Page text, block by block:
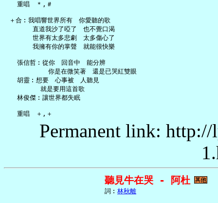
   重唱　＊,＃
＋合︰我唱響世界所有　你愛聽的歌
       直道我沙了啞了　也不覺口渴
       世界有太多悲劇　太多傷心了
       我擁有你的掌聲　就能很快樂
   張信哲︰從你　回音中　能分辨
           你是在微笑著　還是已哭紅雙眼
   胡靈︰想要　心事被　人聽見
         就是要用這首歌
   林俊傑︰讓世界都失眠
Permanent link:
聽見牛在哭 - 阿杜
     詞︰
林秋離